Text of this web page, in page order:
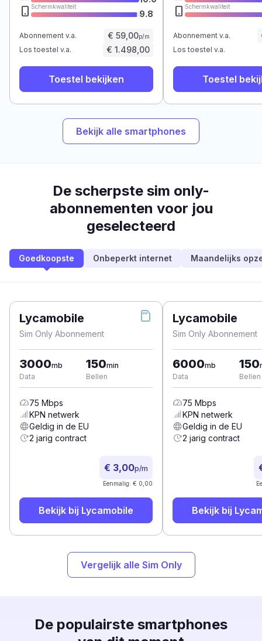
Schermkwaliteit
9.8
Abonnement v.a. € 59,00p/m
Los toestel v.a. € 1.498,00
Toestel bekijken
Schermkwaliteit
Abonnement v.a.
Los toestel v.a.
Toestel
Bekijk alle smartphones
De scherpste sim only-
abonnementen voor jou
geselecteerd
Goedkoopste Onbeperkt internet Maandelijks
Lycamobile
Sim Only Abonnement
3000mb
Data
150min
Bellen
75 Mbps
KPN netwerk
Geldig in de EU
2 jarig contract
€ 3,00p/m
Eenmalig: € 0,00
Bekijk bij Lycamobile
Lycamobile
Sim Only Abonnement
6000mb
Data
150
Bellen
75 Mbps
KPN netwerk
Geldig in de EU
2 jarig contract
Bekijk bij
Vergelijk alle Sim Only
De populairste smartphones